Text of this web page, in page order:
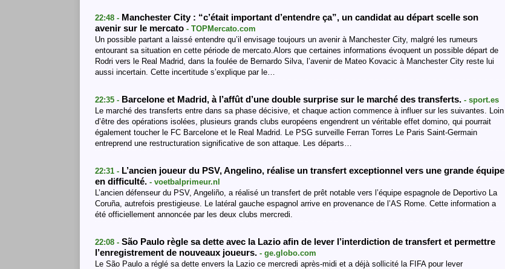
22:48 - Manchester City : “c’était important d’entendre ça”, un candidat au départ scelle son
avenir sur le mercato - TOPMercato.com
Un possible partant a laissé entendre qu’il envisage toujours un avenir à Manchester City, malgré les rumeurs
entourant sa situation en cette période de mercato.Alors que certaines informations évoquent un possible départ de
Rodri vers le Real Madrid, dans la foulée de Bernardo Silva, l’avenir de Mateo Kovacic à Manchester City reste lui
aussi incertain. Cette incertitude s’explique par le…
22:35 - Barcelone et Madrid, à l’affût d’une double surprise sur le marché des transferts. - sport.es
Le marché des transferts entre dans sa phase décisive, et chaque action commence à influer sur les suivantes. Loin
d’être des opérations isolées, plusieurs grands clubs européens engendrent un véritable effet domino, qui pourrait
également toucher le FC Barcelone et le Real Madrid. Le PSG surveille Ferran Torres Le Paris Saint-Germain
entreprend une restructuration significative de son attaque. Les départs…
22:31 - L’ancien joueur du PSV, Angelino, réalise un transfert exceptionnel vers une grande équipe
en difficulté. - voetbalprimeur.nl
L’ancien défenseur du PSV, Angeliño, a réalisé un transfert de prêt notable vers l’équipe espagnole de Deportivo La
Coruña, autrefois prestigieuse. Le latéral gauche espagnol arrive en provenance de l’AS Rome. Cette information a
été officiellement annoncée par les deux clubs mercredi.
22:08 - São Paulo règle sa dette avec la Lazio afin de lever l’interdiction de transfert et permettre
l’enregistrement de nouveaux joueurs. - ge.globo.com
Le São Paulo a réglé sa dette envers la Lazio ce mercredi après-midi et a déjà sollicité la FIFA pour lever